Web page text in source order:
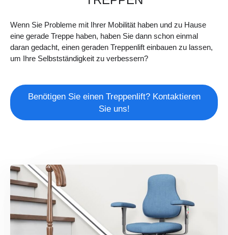
Wenn Sie Probleme mit Ihrer Mobilität haben und zu Hause
eine gerade Treppe haben, haben Sie dann schon einmal
daran gedacht, einen geraden Treppenlift einbauen zu lassen,
um Ihre Selbstständigkeit zu verbessern?
Benötigen Sie einen Treppenlift? Kontaktieren
Sie uns!